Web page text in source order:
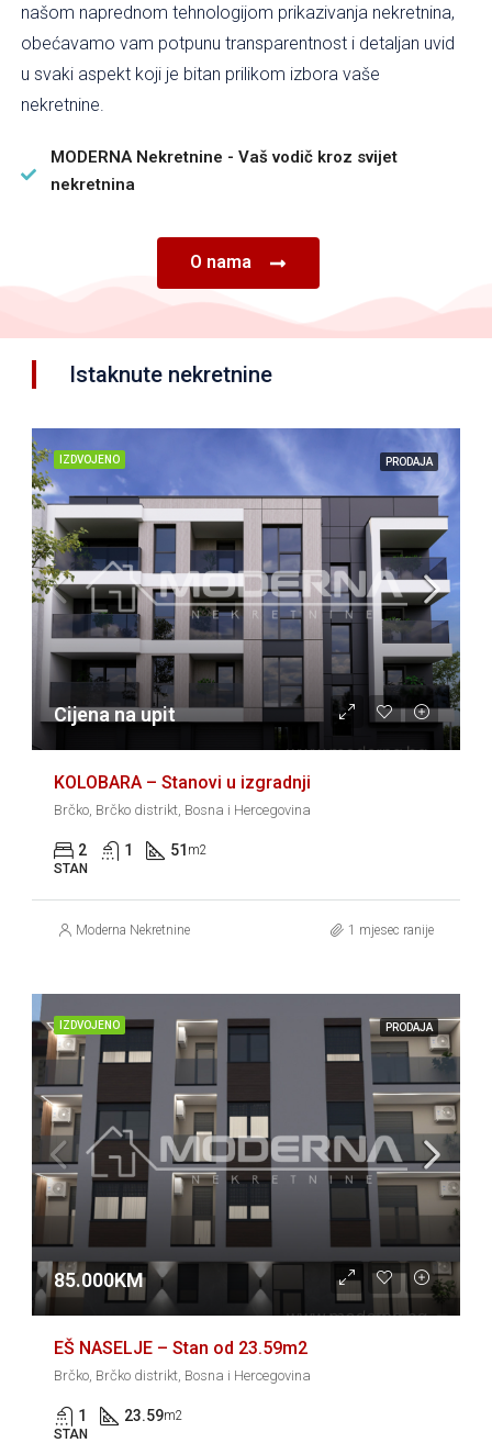
našom naprednom tehnologijom prikazivanja nekretnina,
obećavamo vam potpunu transparentnost i detaljan uvid
u svaki aspekt koji je bitan prilikom izbora vaše
nekretnine.
MODERNA Nekretnine - Vaš vodič kroz svijet
nekretnina
O nama
Istaknute nekretnine
IZDVOJENO PRODAJA
Cijena na upit
KOLOBARA – Stanovi u izgradnji
Brčko, Brčko distrikt, Bosna i Hercegovina
2 1 51 m2
STAN
Moderna Nekretnine 1 mjesec ranije
IZDVOJENO PRODAJA
85.000KM
EŠ NASELJE – Stan od 23.59m2
Brčko, Brčko distrikt, Bosna i Hercegovina
1 23.59m2
STAN